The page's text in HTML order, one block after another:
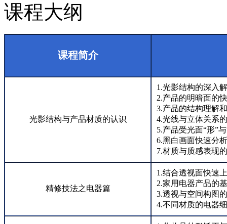
课程大纲
课程简介
光影结构与产品材质的认识
1.光影结构的深入
2.产品的明暗面的
3.产品的结构理解
4.光线与立体关系
5.产品受光面“形”
6.黑白画面快速分
7.材质与质感表现
精修技法之电器篇
1.结合透视面快速
2.家用电器产品的
3.透视与空间构图
4.不同材质的电器